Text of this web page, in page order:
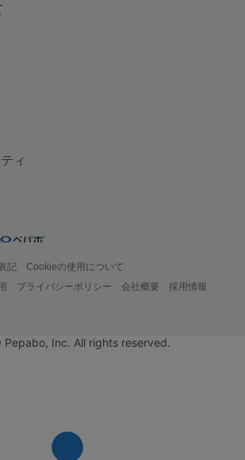
ィ
記
Cookieの使用について
プライバシーポリシー 会社概要
採用情報
Pepabo, Inc. All rights reserved.